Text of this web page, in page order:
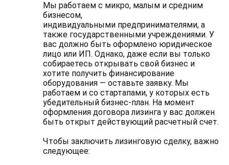
Мы работаем с микро, малым и средним
бизнесом,
индивидуальными предпринимателями, а
также государственными учреждениями. У
вас должно быть оформлено юридическое
лицо или ИП. Однако, даже если вы только
собираетесь открывать свой бизнес и
хотите получить финансирование
оборудования — оставьте заявку. Мы
работаем и со стартапами, у которых есть
убедительный бизнес-план. На момент
оформления договора лизинга у вас должен
быть открыт действующий расчетный счет.
Чтобы заключить лизинговую сделку, важно
следующее: